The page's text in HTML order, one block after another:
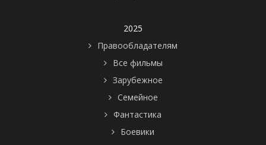
2025
Правообладателям
Все фильмы
Зарубежное
Семейное
Фантастика
Боевики